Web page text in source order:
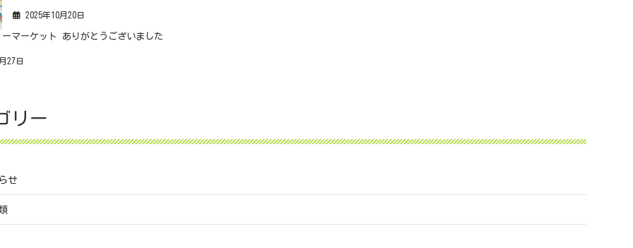
2025年10月20日
ーマーケット ありがとうございました
27日
リー
せ